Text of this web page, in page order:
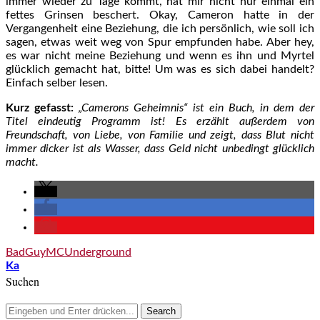
fettes Grinsen beschert. Okay, Cameron hatte in der
Vergangenheit eine Beziehung, die ich persönlich, wie soll ich
sagen, etwas weit weg von Spur empfunden habe. Aber hey,
es war nicht meine Beziehung und wenn es ihn und Myrtel
glücklich gemacht hat, bitte! Um was es sich dabei handelt?
Einfach selber lesen.
Kurz gefasst: „Camerons Geheimnis“ ist ein Buch, in dem der
Titel eindeutig Programm ist! Es erzählt außerdem von
Freundschaft, von Liebe, von Familie und zeigt, dass Blut nicht
immer dicker ist als Wasser, dass Geld nicht unbedingt glücklich
macht.
BadGuyMCUnderground
Ka
Suchen